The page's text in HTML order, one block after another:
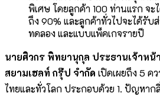
พิเศษ โดยลูกค้า 100 ท่านแรก จ
ถึง 90% และลูกค้าทั่วไปจะได้รับ
ทดลอง และแบบแพ็คเกจรายปี
นายศิวกร พิทยานุกุล ประธานเจ้าห
สยามเฮลท์ กรุ๊ป จำกัด เปิดเผยถึง 5 ค
ไทยและทั่วโลก ประกอบด้วย 1. ปัญหา